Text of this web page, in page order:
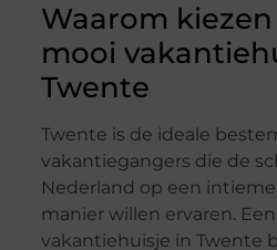
Waarom
mooi
Twente
Twente is de ideale
vakantiegangers die de
Nederland op een
manier willen ervaren.
vakantiehuisje in Twente